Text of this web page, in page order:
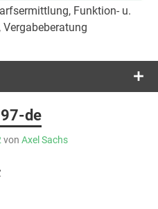
im
Funktion- u.
de
von Axel Sachs